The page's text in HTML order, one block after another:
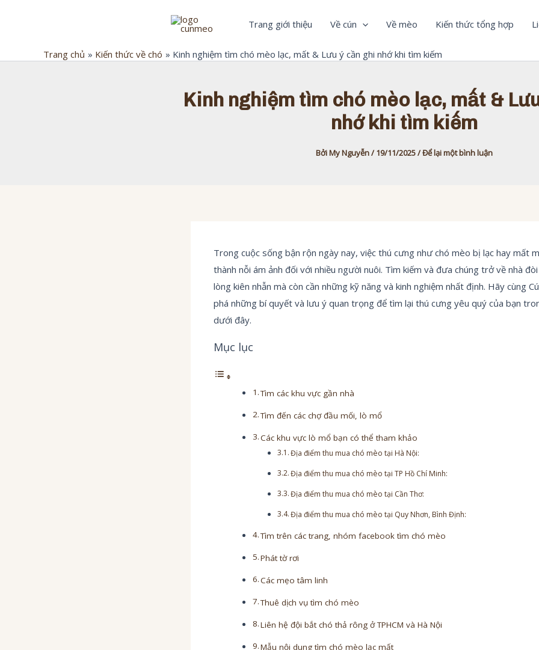
dung
Trang giới thiệu Về cún Về mèo Kiến thức tổng hợp
Trang chủ Kiến thức về chó Kinh nghiệm tìm chó mèo lạc, mất & Lưu ý cần ghi nhớ khi tìm kiếm
Kinh nghiệm tìm chó mèo lạc, mất &
nhớ khi tìm kiếm
BởiMy Nguyễn/ 19/11/2025/Để lại một bình luận
Trong cuộc sống bận rộn ngày nay, việc thú cưng như chó mèo bị lạc hay mất
thành nỗi ám ảnh đối với nhiều người nuôi. Tìm kiếm và đưa chúng trở về nhà
lòng kiên nhẫn mà còn cần những kỹ năng và kinh nghiệm nhất định. Hãy cùng
phá những bí quyết và lưu ý quan trọng để tìm lại thú cưng yêu quý của bạn
dưới đây.
Mục lục
Tìm các khu vực gần nhà
Tìm đến các chợ đầu mối, lò mổ
Các khu vực lò mổ bạn có thể tham khảo
Địa điểm thu mua chó mèo tại Hà Nội:
Địa điểm thu mua chó mèo tại TP Hồ Chí Minh:
Địa điểm thu mua chó mèo tại Cần Thơ:
Địa điểm thu mua chó mèo tại Quy Nhơn, Bình Định:
Tìm trên các trang, nhóm facebook tìm chó mèo
Phát tờ rơi
Các mẹo tâm linh
Thuê dịch vụ tìm chó mèo
Liên hệ đội bắt chó thả rông ở TPHCM và Hà Nội
Mẫu nội dung tìm chó mèo lạc mất